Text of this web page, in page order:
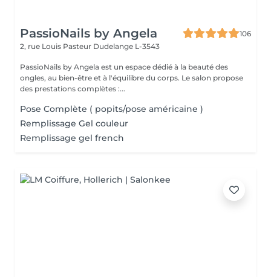
PassioNails by Angela
106
2, rue Louis Pasteur Dudelange L-3543
PassioNails by Angela est un espace dédié à la beauté des
ongles, au bien-être et à l'équilibre du corps. Le salon propose
des prestations complètes :...
Pose Complète ( popits/pose américaine )
Remplissage Gel couleur
Remplissage gel french